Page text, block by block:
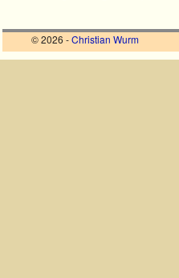
© 2026 -Christian Wurm